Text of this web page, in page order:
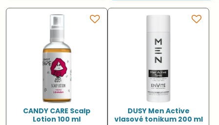
CANDY CARE Scalp
Lotion 100 ml
DUSY Men Active
vlasové tonikum 200 ml